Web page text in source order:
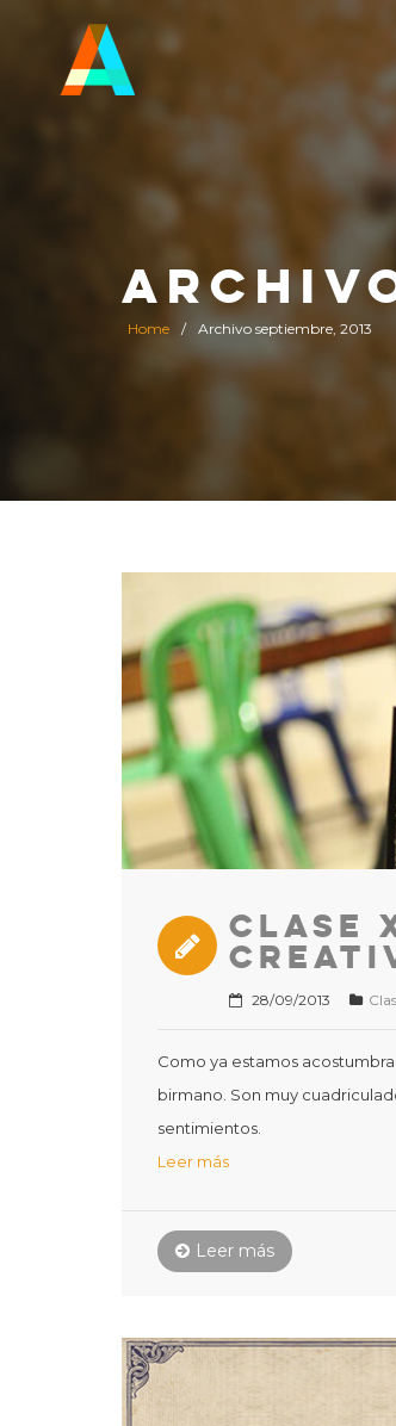
Home / Archivo septiembre, 2013
Clase
28/09/2013
Como ya estamos
birmano. Son muy
sentimientos.
Leer más
Leer más